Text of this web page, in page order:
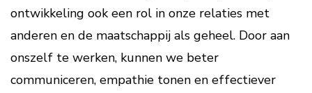
ontwikkeling ook een rol in onze relaties met
anderen en de maatschappij als geheel. Door aan
onszelf te werken, kunnen we beter
communiceren, empathie tonen en effectiever